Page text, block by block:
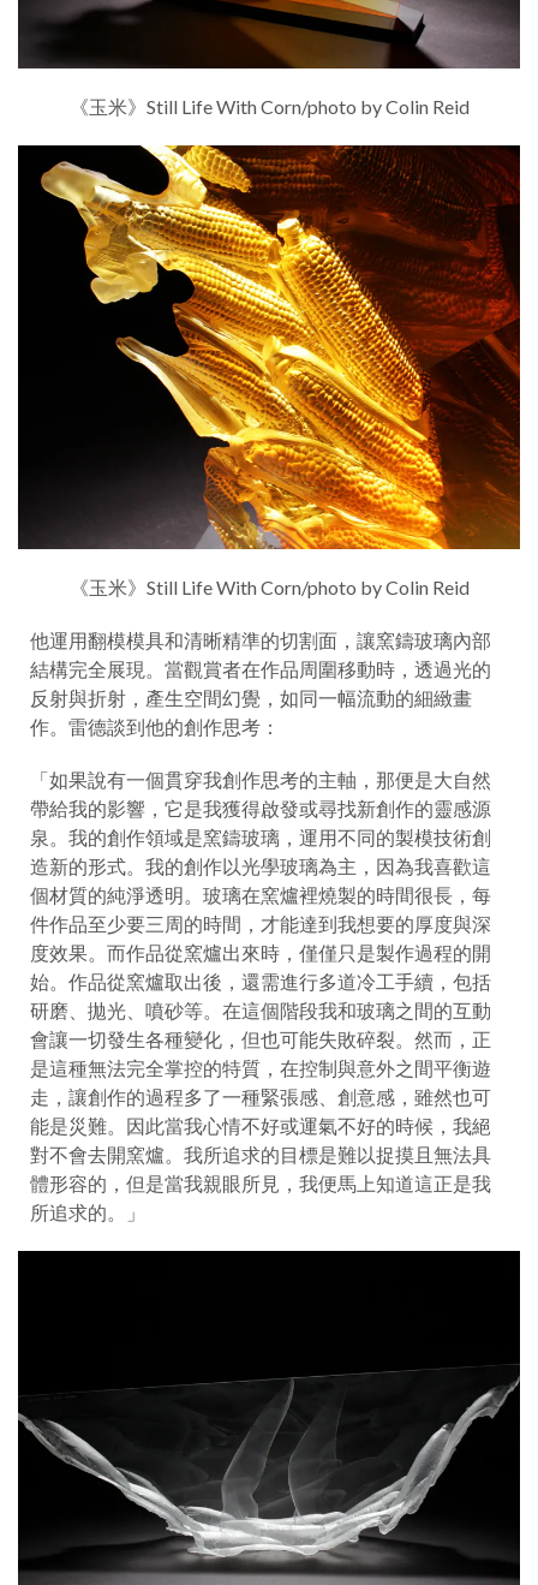
《玉米》Still Life With Corn/photo by Colin Reid
《玉米》Still Life With Corn/photo by Colin Reid
他運用翻模模具和清晰精準的切割面，讓窯鑄玻璃內部
結構完全展現。當觀賞者在作品周圍移動時，透過光的
反射與折射，產生空間幻覺，如同一幅流動的細緻畫
作。雷德談到他的創作思考：
「如果說有一個貫穿我創作思考的主軸，那便是大自然
帶給我的影響，它是我獲得啟發或尋找新創作的靈感源
泉。我的創作領域是窯鑄玻璃，運用不同的製模技術創
造新的形式。我的創作以光學玻璃為主，因為我喜歡這
個材質的純淨透明。玻璃在窯爐裡燒製的時間很長，每
件作品至少要三周的時間，才能達到我想要的厚度與深
度效果。而作品從窯爐出來時，僅僅只是製作過程的開
始。作品從窯爐取出後，還需進行多道冷工手續，包括
研磨、拋光、噴砂等。在這個階段我和玻璃之間的互動
會讓一切發生各種變化，但也可能失敗碎裂。然而，正
是這種無法完全掌控的特質，在控制與意外之間平衡遊
走，讓創作的過程多了一種緊張感、創意感，雖然也可
能是災難。因此當我心情不好或運氣不好的時候，我絕
對不會去開窯爐。我所追求的目標是難以捉摸且無法具
體形容的，但是當我親眼所見，我便馬上知道這正是我
所追求的。」